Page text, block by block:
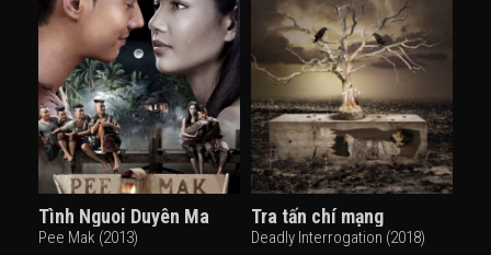
Tình Nguoi Duyên Ma
Pee Mak (2013)
Tra tấn chí mạng
Deadly Interrogation (2018)